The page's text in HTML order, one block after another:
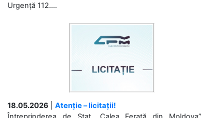
Urgență 112....
18.05.2026
Atenție – licitații!